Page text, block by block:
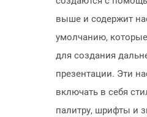
выше и содержит
умолчанию,
для создания
презентации. Эти
включать в себя
палитру, шрифты и